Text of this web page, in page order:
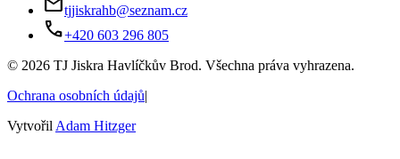
tjjiskrahb@seznam.cz
phone+420 603 296 805
© 2026 TJ Jiskra Havlíčkův Brod. Všechna práva vyhrazena.
Ochrana osobních údajů|
Vytvořil Adam Hitzger